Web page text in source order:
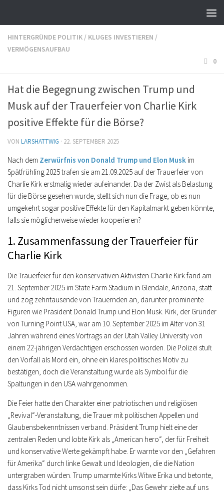
HINTERGRÜNDE POLITIK / KLUGES INVESTIEREN /
VERMÖGENSAUFBAU
0
Hat die Begegnung zwischen Trump und
Musk auf der Trauerfeier von Charlie Kirk
positive Effekte für die Börse?
VON LARSHATTWIG · 22. SEPTEMBER 2025
Nach dem Zerwürfnis von Donald Trump und Elon Musk im
Spätfrühling 2025 trafen sie am 21.09.2025 auf der Trauerfeier von
Charlie Kirk erstmalig wieder aufeinander. Da der Zwist als Belastung
für die Börse gesehen wurde, stellt sich nun die Frage, ob es nun
umgekehrt sogar positive Effekte für den Kapitalmarkt geben könnte,
falls sie möglicherweise wieder kooperieren?
1. Zusammenfassung der Trauerfeier für
Charlie Kirk
Die Trauerfeier für den konservativen Aktivisten Charlie Kirk fand am
21. September 2025 im State Farm Stadium in Glendale, Arizona, statt
und zog zehntausende von Trauernden an, darunter prominente
Figuren wie Präsident Donald Trump und Elon Musk. Kirk, der Gründer
von Turning Point USA, war am 10. September 2025 im Alter von 31
Jahren während eines Vortrags an der Utah Valley University von
einem 22-jährigen Verdächtigen erschossen worden. Die Polizei stuft
den Vorfall als Mord ein, ohne ein klares politisches Motiv zu
bestätigen, doch die Veranstaltung wurde als Symbol für die
Spaltungen in den USA wahrgenommen.
Die Feier hatte den Charakter einer patriotischen und religiösen
„Revival“-Veranstaltung, die Trauer mit politischen Appellen und
Glaubensbekenntnissen verband. Präsident Trump hielt eine der
zentralen Reden und lobte Kirk als „American hero“, der für Freiheit
und konservative Werte gekämpft habe. Er warnte vor den „Gefahren
für Amerika“ durch linke Gewalt und Ideologien, die die Nation
untergraben würden. Trump umarmte Kirks Witwe Erika und betonte,
dass Kirks Tod nicht umsonst sein dürfe: „Das Gewehr zielte auf uns